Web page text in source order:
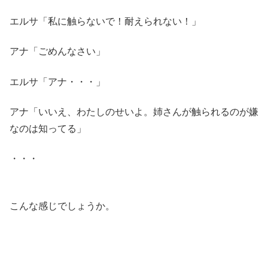
エルサ「私に触らないで！耐えられない！」
アナ「ごめんなさい」
エルサ「アナ・・・」
アナ「いいえ、わたしのせいよ。姉さんが触られるのが嫌
なのは知ってる」
・・・
こんな感じでしょうか。